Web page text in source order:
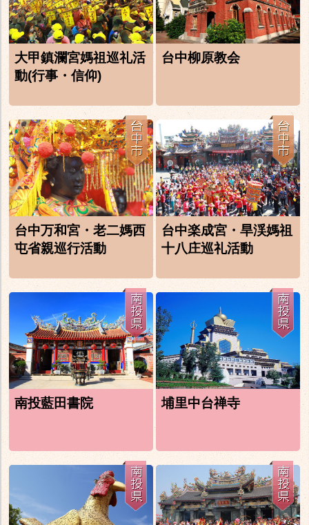
大甲鎮瀾宮媽祖巡礼活
動(行事・信仰)
台中柳原教会
台中万和宮・老二媽西
屯省親巡行活動
台中楽成宮・旱渓媽祖
十八庄巡礼活動
南投藍田書院 埔里中台禅寺